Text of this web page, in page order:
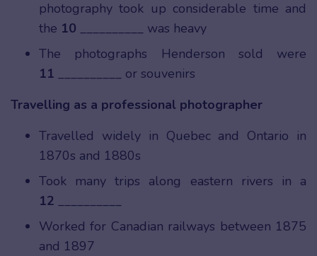
photography took up considerable time and
the 10 __________ was heavy
The photographs Henderson sold were
11 __________ or souvenirs
Travelling as a professional photographer
Travelled widely in Quebec and Ontario in
1870s and 1880s
Took many trips along eastern rivers in a
12
Worked for Canadian railways between 1875
and 1897